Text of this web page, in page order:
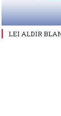
LEI ALDIR